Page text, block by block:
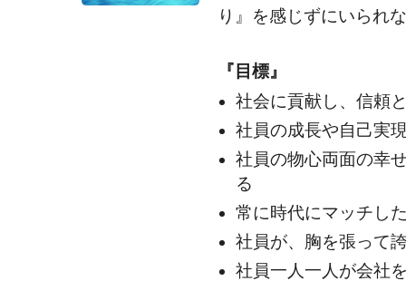
り』を感じずにいられ
『目標』
社会に貢献し、信頼
社員の成長や自己実
社員の物心両面の幸
る
常に時代にマッチし
社員が、胸を張って
社員一人一人が会社